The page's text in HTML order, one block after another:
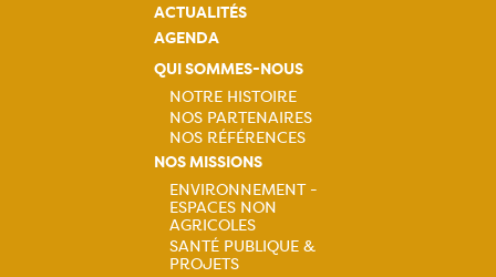
ACTUALITÉS
AGENDA
QUI SOMMES-NOUS
Navigation
principale
NOTRE HISTOIRE
NOS PARTENAIRES
NOS RÉFÉRENCES
NOS MISSIONS
Navigation
ENVIRONNEMENT -
ESPACES NON
AGRICOLES
SANTÉ PUBLIQUE &
PROJETS